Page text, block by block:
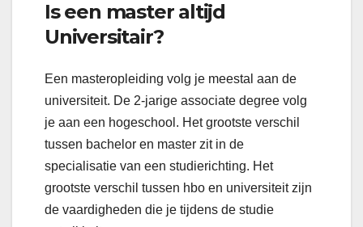
Is een master altijd
Universitair?
Een masteropleiding volg je meestal aan de
universiteit. De 2-jarige associate degree volg
je aan een hogeschool. Het grootste verschil
tussen bachelor en master zit in de
specialisatie van een studierichting. Het
grootste verschil tussen hbo en universiteit zijn
de vaardigheden die je tijdens de studie